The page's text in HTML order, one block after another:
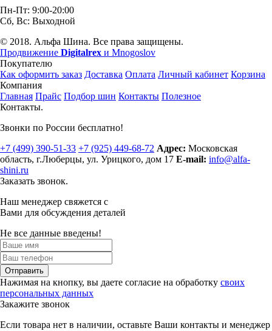
Пн-Пт: 9:00-20:00
Сб, Вс: Выходной
© 2018. Альфа Шина. Все права защищены.
Продвижение Digitalrex и Mnogoslov
Покупателю
Как оформить заказ Доставка Оплата Личный кабинет Корзина
Компания
Главная Прайс Подбор шин Контакты Полезное
Контакты.
Звонки по России бесплатно!
+7 (499) 390-51-33 +7 (925) 449-68-72 Адрес: Московская
область, г.Люберцы, ул. Урицкого, дом 17 E-mail: info@alfa-
shini.ru
Заказать звонок.
Наш менеджер свяжется с
Вами для обсуждения деталей
Не все данные введены!
Отправить
Нажимая на кнопку, вы даете согласие на обработку своих
персональных данных
Закажите звонок
Если товара нет в наличии, оставьте Ваши контакты и менеджер